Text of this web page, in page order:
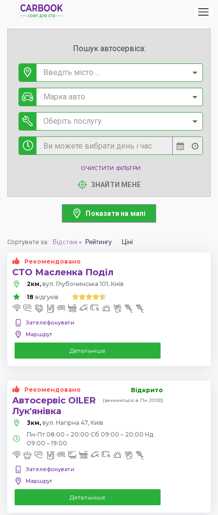
Пошук автосервіса:
Введіть місто ...
Марка авто
Оберіть послугу
ОЧИСТИТИ ФІЛЬТРИ
ЗНАЙТИ МЕНЕ
Показати на мапі
Сортувати за: Відстані Рейтингу Ціні
Рекомендовано
СТО Масленка Поділ
2км, вул. Глубочинська 101, Київ
18 відгуків
Зателефонувати
Маршрут
Детальніше
Рекомендовано
Автосервіс OILER
Лук'янівка
Відкрито
(зачиниться в Пн 20:00)
3км, вул. Нагірна 47, Київ
Пн-Пт 08:00 – 20:00 Сб 09:00 – 20:00 Нд
09:00 – 19:00
Зателефонувати
Маршрут
Детальніше